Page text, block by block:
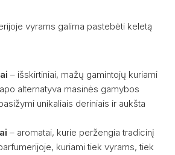
vyrams galima pastebėti keletą
– išskirtiniai, mažų gamintojų kuriami
alternatyva masinės gamybos
unikaliais deriniais ir aukšta
– aromatai, kurie peržengia tradicinį
kuriami tiek vyrams, tiek